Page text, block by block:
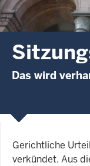
Das wird
Gerichtliche
verkündet. Aus